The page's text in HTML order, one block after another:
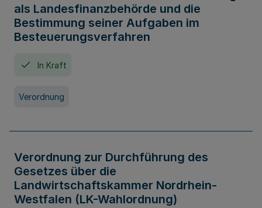
als Landesfinanzbehörde und die
Bestimmung seiner Aufgaben im
Besteuerungsverfahren
In Kraft
Verordnung
Verordnung zur Durchführung des
Gesetzes über die
Landwirtschaftskammer Nordrhein-
Westfalen (LK-Wahlordnung)